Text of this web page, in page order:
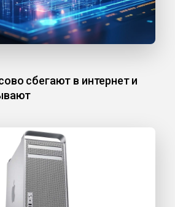
сбегают в интернет и